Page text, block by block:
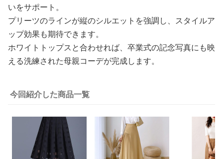
いをサポート。
プリーツのラインが縦のシルエットを強調し、スタイルア
ップ効果も期待できます。
ホワイトトップスと合わせれば、卒業式の記念写真にも映
える洗練された母親コーデが完成します。
今回紹介した商品一覧